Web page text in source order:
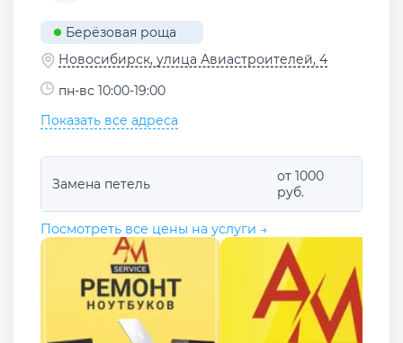
Берёзовая роща
Новосибирск, улица Авиастроителей, 4
пн-вс 10:00-19:00
Показать все адреса
Замена петель
от 1000
руб.
Посмотреть все цены на услуги →